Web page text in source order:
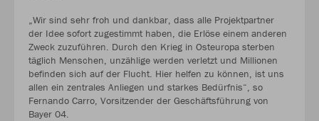
„Wir sind sehr froh und dankbar, dass alle Projektpartner
der Idee sofort zugestimmt haben, die Erlöse einem anderen
Zweck zuzuführen. Durch den Krieg in Osteuropa sterben
täglich Menschen, unzählige werden verletzt und Millionen
befinden sich auf der Flucht. Hier helfen zu können, ist uns
allen ein zentrales Anliegen und starkes Bedürfnis“, so
Fernando Carro, Vorsitzender der Geschäftsführung von
Bayer 04.